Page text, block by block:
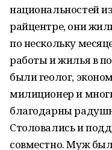
национальностей
райцентре, они
по нескольку
работы и жилья в
были геолог,
милиционер и
благодарны
Столовались и
совместно. Муж